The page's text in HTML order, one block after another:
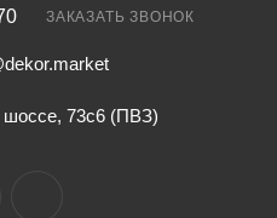
ЗАКАЗАТЬ ЗВОНОК
шоссе, 73с6 (ПВЗ)